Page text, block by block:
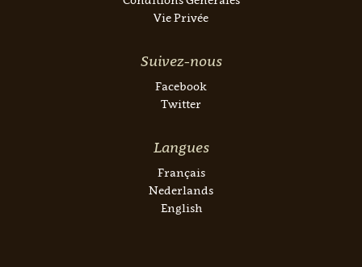
Vie Privée
Suivez-nous
Facebook
Twitter
Langues
Français
Nederlands
English